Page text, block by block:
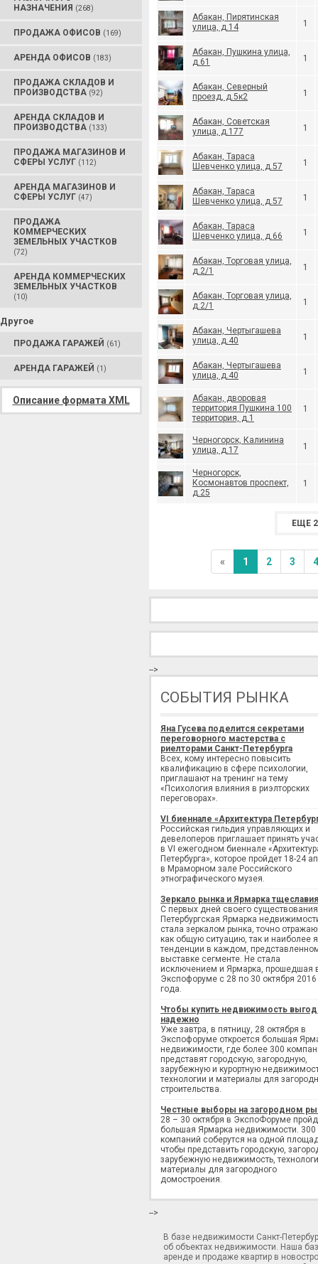
НАЗНАЧЕНИЯ (268)
ПРОДАЖА ОФИСОВ (169)
АРЕНДА ОФИСОВ (183)
ПРОДАЖА СКЛАДОВ И
ПРОИЗВОДСТВА (92)
АРЕНДА СКЛАДОВ И
ПРОИЗВОДСТВА (133)
ПРОДАЖА МАГАЗИНОВ И
СФЕРЫ УСЛУГ (112)
АРЕНДА МАГАЗИНОВ И
СФЕРЫ УСЛУГ (47)
ПРОДАЖА
КОММЕРЧЕСКИХ
ЗЕМЕЛЬНЫХ УЧАСТКОВ
(72)
АРЕНДА КОММЕРЧЕСКИХ
ЗЕМЕЛЬНЫХ УЧАСТКОВ
(10)
Другое
ПРОДАЖА ГАРАЖЕЙ (61)
АРЕНДА ГАРАЖЕЙ (1)
Описание формата XML
Абакан, Пирятинская
улица, д.14
1
Абакан, Пушкина улица,
д.61
1
Абакан, Северный
проезд, д.5к2
1
Абакан, Советская
улица, д.177
1
Абакан, Тараса
Шевченко улица, д.57
1
Абакан, Тараса
Шевченко улица, д.57
1
Абакан, Тараса
Шевченко улица, д.66
1
Абакан, Торговая улица,
д.2/1
1
Абакан, Торговая улица,
д.2/1
1
Абакан, Чертыгашева
улица, д.40
1
Абакан, Чертыгашева
улица, д.40
1
Абакан, дворовая
территория Пушкина 100
территория, д.1
1
Черногорск, Калинина
улица, д.17
1
Черногорск,
Космонавтов проспект,
д.25
1
ЕЩЕ
« 1 2 3 4
-->
СОБЫТИЯ РЫНКА
Яна Гусева поделится секретами
переговорного мастерства с
риелторами Санкт-Петербурга
Всех, кому интересно повысить
квалификацию в сфере психологии,
приглашают на тренинг на тему
«Психология влияния в риэлторских
переговорах».
VI биеннале «Архитектура
Российская гильдия управляющих и
девелоперов приглашает принять
в VI ежегодном биеннале
Петербурга», которое пройдет 18-24
в Мраморном зале Российского
этнографического музея.
Зеркало рынка и Ярмарка тщеславия
С первых дней своего существования
Петербургская Ярмарка
стала зеркалом рынка, точно
как общую ситуацию, так и наиболее
тенденции в каждом,
выставке сегменте. Не стала
исключением и Ярмарка, прошедшая
Экспофоруме с 28 по 30 октября 2016
года.
Чтобы купить недвижимость
надежно
Уже завтра, в пятницу, 28 октября в
Экспофоруме откроется большая
недвижимости, где более 300
представят городскую, загородную,
зарубежную и курортную
технологии и материалы для
строительства.
Честные выборы на загородном
28 – 30 октября в ЭкспоФоруме
большая Ярмарка недвижимости. 300
компаний соберутся на одной
чтобы представить городскую,
зарубежную недвижимость,
материалы для загородного
домостроения.
-->
В базе недвижимости Санкт-
об объектах недвижимости. Наша
аренде и продаже квартир в